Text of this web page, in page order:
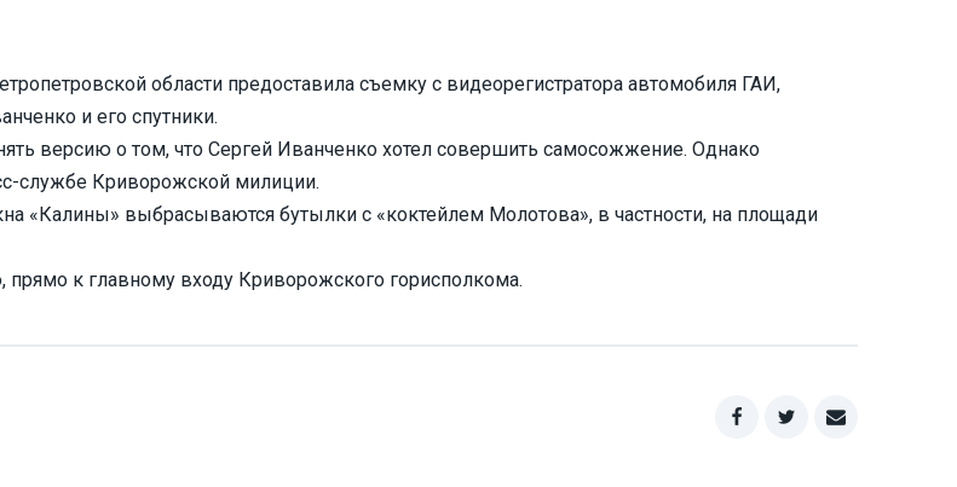
области предоставила съемку с видеорегистратора автомобиля ГАИ,
и его спутники.
версию о том, что Сергей Иванченко хотел совершить самосожжение. Однако
службе Криворожской милиции.
«Калины» выбрасываются бутылки с «коктейлем Молотова», в частности, на площади
к главному входу Криворожского горисполкома.